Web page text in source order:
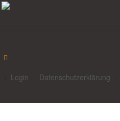
Login Datenschutzerklärung